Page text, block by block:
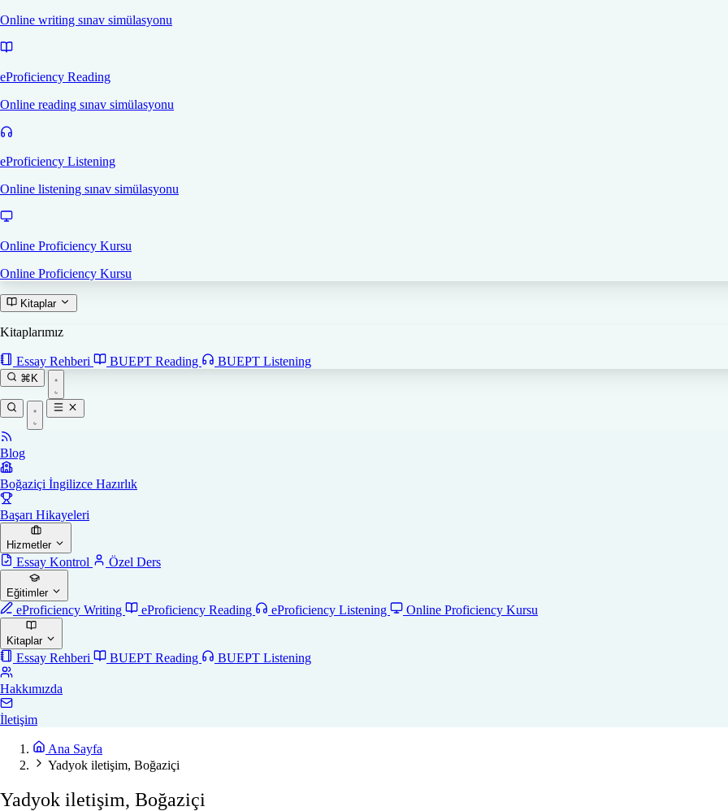
Online writing sınav simülasyonu
eProficiency Reading
Online reading sınav simülasyonu
eProficiency Listening
Online listening sınav simülasyonu
Online Proficiency Kursu
Online Proficiency Kursu
Kitaplar
Kitaplarımız
Essay Rehberi BUEPT Reading BUEPT Listening
⌘K
Blog
Boğaziçi İngilizce Hazırlık
Başarı Hikayeleri
Hizmetler
Essay Kontrol Özel Ders
Eğitimler
eProficiency Writing eProficiency Reading eProficiency Listening Online Proficiency Kursu
Kitaplar
Essay Rehberi BUEPT Reading BUEPT Listening
Hakkımızda
İletişim
Ana Sayfa
Yadyok iletişim, Boğaziçi
Yadyok iletişim, Boğaziçi